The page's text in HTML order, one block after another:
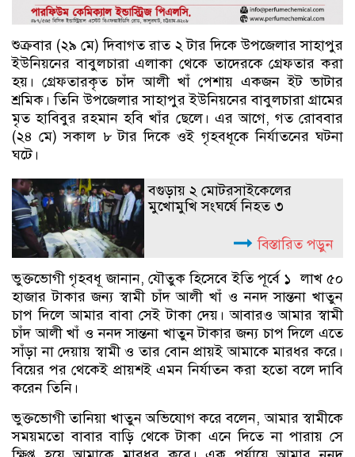
শুক্রবার (২৯ মে) দিবাগত রাত ২ টার দিকে উপজেলার সাহাপুর
ইউনিয়নের বাবুলচারা এলাকা থেকে তাদেরকে গ্রেফতার করা
হয়। গ্রেফতারকৃত চাঁদ আলী খাঁ পেশায় একজন ইট ভাটার
শ্রমিক। তিনি উপজেলার সাহাপুর ইউনিয়নের বাবুলচারা গ্রামের
মৃত হাবিবুর রহমান হবি খাঁর ছেলে। এর আগে, গত রোববার
(২৪ মে) সকাল ৮ টার দিকে ওই গৃহবধূকে নির্যাতনের ঘটনা
ঘটে।
বগুড়ায় ২ মোটরসাইকেলের
মুখোমুখি সংঘর্ষে নিহত ৩
বিস্তারিত পড়ুন
ভুক্তভোগী গৃহবধূ জানান, যৌতুক হিসেবে ইতি পূর্বে ১ লাখ ৫০
হাজার টাকার জন্য স্বামী চাঁদ আলী খাঁ ও ননদ সান্তনা খাতুন
চাপ দিলে আমার বাবা সেই টাকা দেয়। আবারও আমার স্বামী
চাঁদ আলী খাঁ ও ননদ সান্তনা খাতুন টাকার জন্য চাপ দিলে এতে
সাঁড়া না দেয়ায় স্বামী ও তার বোন প্রায়ই আমাকে মারধর করে।
বিয়ের পর থেকেই প্রায়শই এমন নির্যাতন করা হতো বলে দাবি
করেন তিনি।
ভুক্তভোগী তানিয়া খাতুন অভিযোগ করে বলেন, আমার স্বামীকে
সময়মতো বাবার বাড়ি থেকে টাকা এনে দিতে না পারায় সে